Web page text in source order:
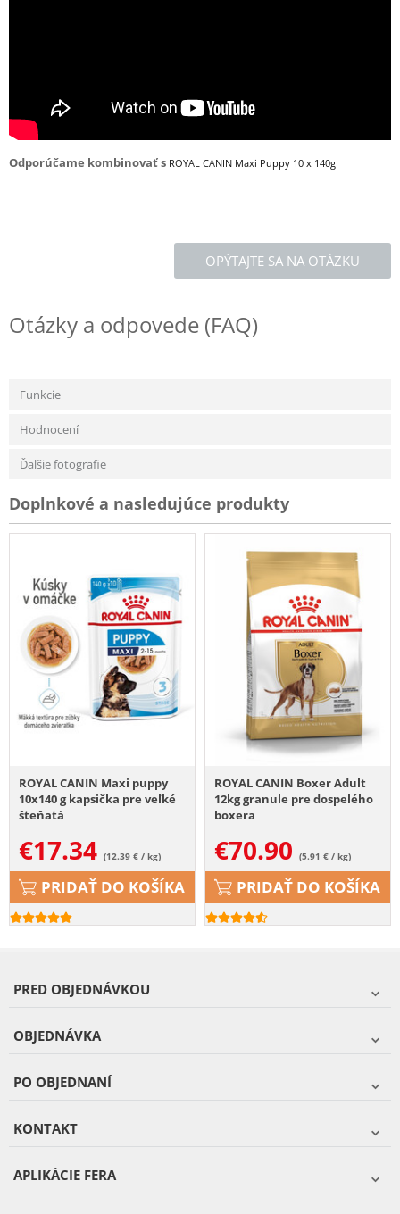
Odporúčame kombinovať s ROYAL CANIN Maxi Puppy 10 x 140g
OPÝTAJTE SA NA OTÁZKU
Otázky a odpovede (FAQ)
Funkcie
Hodnocení
Ďaľšie fotografie
Doplnkové a nasledujúce produkty
ROYAL CANIN Maxi puppy
10x140 g kapsička pre veľké
šteňatá
€17.34 (12.39 € / kg)
PRIDAŤ DO KOŠÍKA
ROYAL CANIN Boxer Adult
12kg granule pre dospelého
boxera
€70.90 (5.91 € / kg)
PRIDAŤ DO KOŠÍKA
PRED OBJEDNÁVKOU
OBJEDNÁVKA
PO OBJEDNANÍ
KONTAKT
APLIKÁCIE FERA